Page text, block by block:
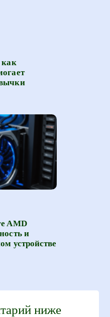
как
AMD
и
устройстве
ниже